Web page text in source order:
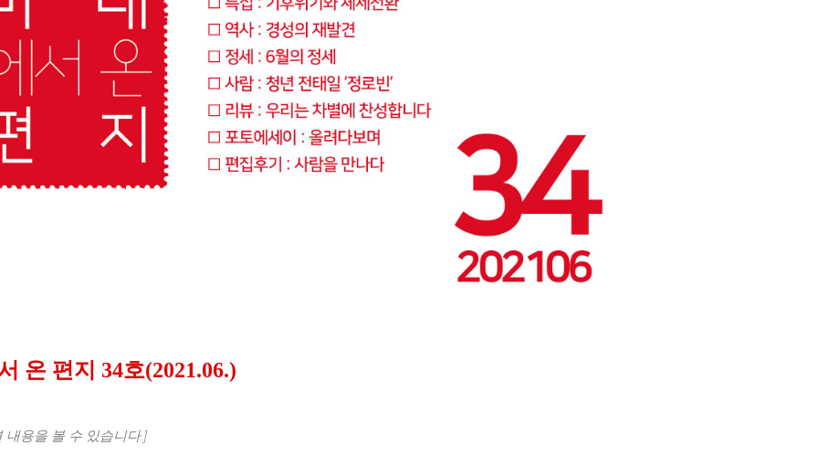
온 편지 34호(2021.06.)
내용을 볼 수 있습니다.]